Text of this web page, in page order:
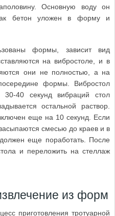
Основную воду он
бетон уложен в форму и
формы, зависит вид
на вибростоле, и в
они не полностью, а на
формы. Вибростол
40 секунд вибраций стол
остальной раствор.
еще на 10 секунд. Если
смесью до краев и в
еще поработать. После
и переложить на стеллаж
из форм
приготовления тротуарной